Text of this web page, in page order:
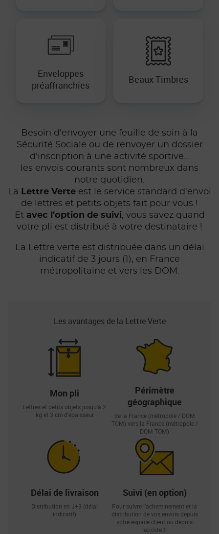
Enveloppes
préaffranchies
Beaux Timbres
Besoin d'envoyer une feuille de soin à la
Sécurité Sociale ou de renvoyer un dossier
d'inscription à une activité sportive...
les envois courants sont nombreux dans
notre quotidien.
La
Lettre Verte est le service standard d'envoi
de lettres et petits objets fait pour vous !
Et avec l'option de suivi, vous savez quand
votre pli est distribué à votre destinataire !
La Lettre verte est distribuée dans un délai
indicatif de 3 jours (1), en France
métropolitaine et vers les DOM.
Les avantages de la Lettre Verte
Mon pli
Lettres et petits objets jusqu'à 2
kg et 3 cm d'épaisseur
Périmètre
géographique
de la France (métropole / DOM
TOM) vers la France (métropole /
DOM TOM)
Délai de livraison
Distribution en J+3 (délai
indicatif)
Suivi (en option)
Pour suivre l'acheminement et la
distribution de vos envois depuis
votre espace client ou depuis
laposte.fr